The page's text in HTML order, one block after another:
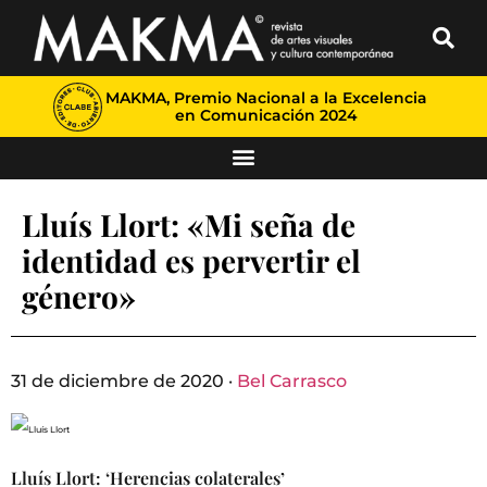
MAKMA, Premio Nacional a la Excelencia
en Comunicación 2024
Lluís Llort: «Mi seña de
identidad es pervertir el
género»
31 de diciembre de 2020 · Bel Carrasco
Lluís Llort: ‘Herencias colaterales’